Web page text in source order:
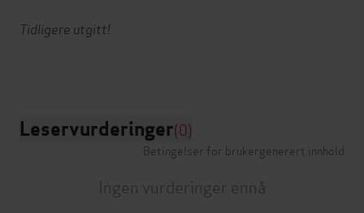
Tidligere utgitt!
Leservurderinger(0)
Betingelser for brukergenerert innhold
Ingen vurderinger ennå